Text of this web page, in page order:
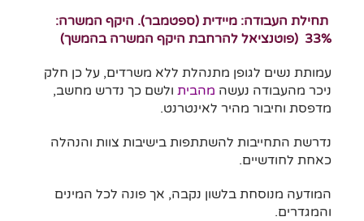
תחילת העבודה: מיידית (ספטמבר). היקף המשרה:
33% (פוטנציאל להרחבת היקף המשרה בהמשך)
עמותת נשים לגופן מתנהלת ללא משרדים, על כן חלק
ניכר מהעבודה נעשה מהבית ולשם כך נדרש מחשב,
מדפסת וחיבור מהיר לאינטרנט.
נדרשת התחייבות להשתתפות בישיבות צוות והנהלה
כאחת לחודשיים.
המודעה מנוסחת בלשון נקבה, אך פונה לכל המינים
והמגדרים.